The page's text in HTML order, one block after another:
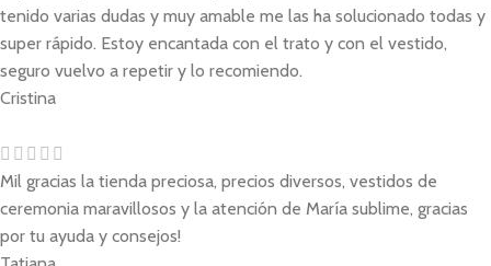
tenido varias dudas y muy amable me las ha solucionado todas y
super rápido. Estoy encantada con el trato y con el vestido,
seguro vuelvo a repetir y lo recomiendo.
Cristina
Mil gracias la tienda preciosa, precios diversos, vestidos de
ceremonia maravillosos y la atención de María sublime, gracias
por tu ayuda y consejos!